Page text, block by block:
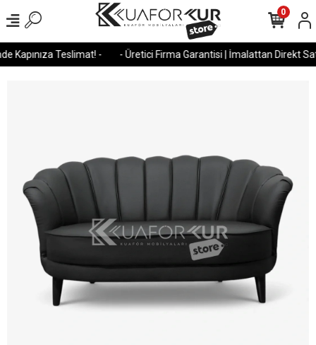
Kapınıza Teslimat! - - Üretici Firma Garantisi | İmalattan Direkt
0